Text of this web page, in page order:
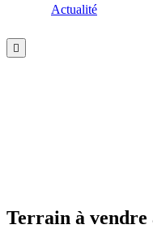
Actualité
Terrain à vendre